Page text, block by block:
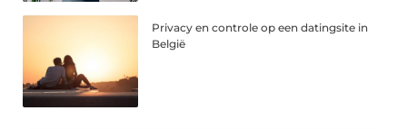
Privacy en controle op een datingsite in
België